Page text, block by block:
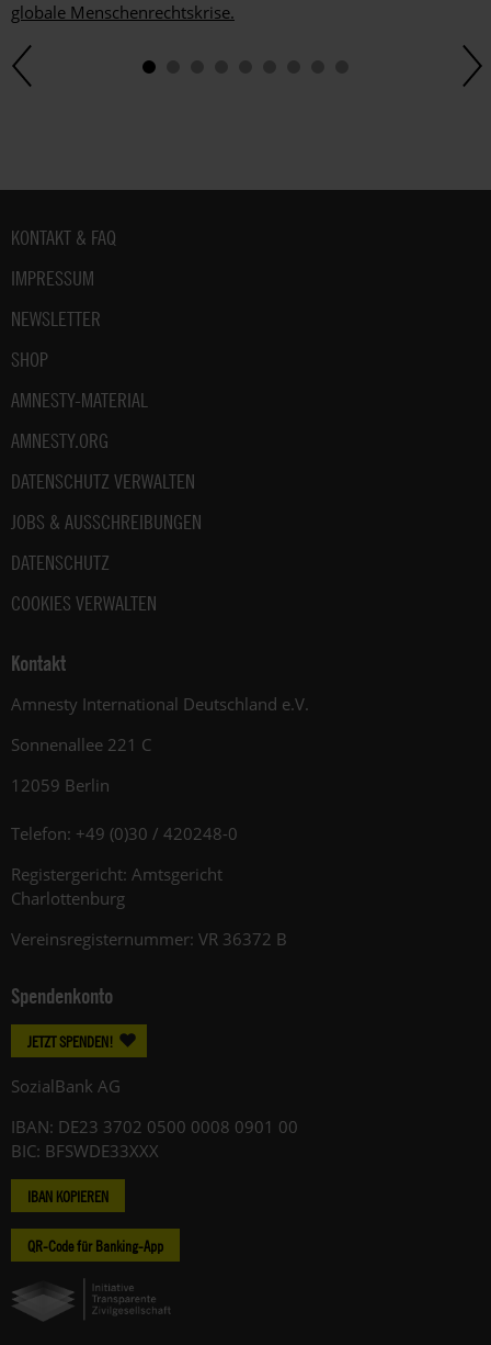
globale Menschenrechtskrise.
Fußbereich
KONTAKT & FAQ
IMPRESSUM
NEWSLETTER
SHOP
AMNESTY-MATERIAL
AMNESTY.ORG
DATENSCHUTZ VERWALTEN
JOBS & AUSSCHREIBUNGEN
DATENSCHUTZ
COOKIES VERWALTEN
Kontakt
Amnesty International Deutschland e.V.
Sonnenallee 221 C
12059 Berlin
Telefon: +49 (0)30 / 420248-0
Registergericht: Amtsgericht
Charlottenburg
Vereinsregisternummer: VR 36372 B
Spendenkonto
JETZT SPENDEN!
SozialBank AG
IBAN: DE23 3702 0500 0008 0901 00
BIC: BFSWDE33XXX
IBAN KOPIEREN
QR-Code für Banking-App